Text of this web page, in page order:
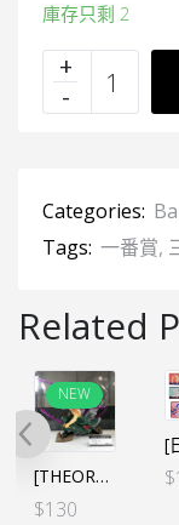
庫存只剩 2
Categories:
Tags: 一番賞,
Related
NEW
[THEORAMA SOUL] 海賊王 羅洛亞·卓洛 (行）
$130
$